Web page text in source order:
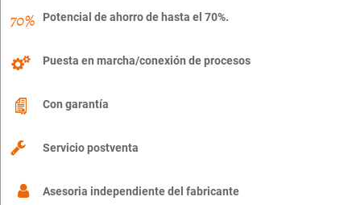
Potencial de ahorro de hasta el 70%.
Puesta en marcha/conexión de procesos
Con garantía
Servicio postventa
Asesoria independiente del fabricante